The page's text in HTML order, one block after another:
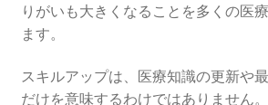
りがいも大きくなることを多くの医
ます。
スキルアップは、医療知識の更新や
だけを意味するわけではありません。